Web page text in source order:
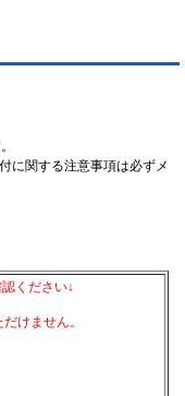
に関する注意事項は必ずメ
ください↓
けません。